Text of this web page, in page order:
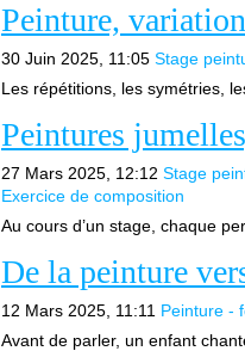
Peinture,
30 Juin 2025, 11:05 Stage
Les répétitions, les symétries,
Peintures
27 Mars 2025, 12:12 Stage
Exercice de composition
Au cours d’un stage, chaque
De la peinture
12 Mars 2025, 11:11 Peinture -
Avant de parler, un enfant